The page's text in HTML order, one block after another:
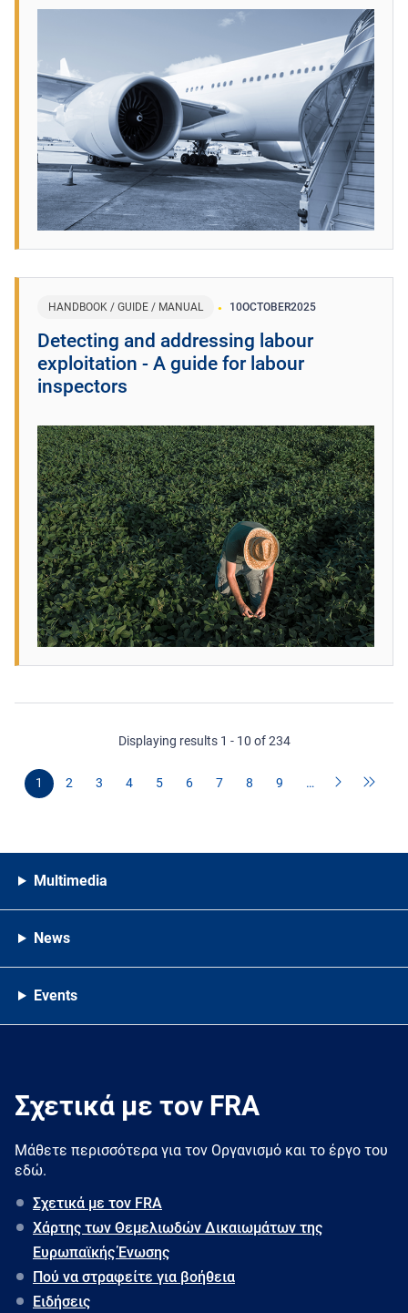
HANDBOOK / GUIDE / MANUAL 10OCTOBER2025
Detecting and addressing labour
exploitation - A guide for labour
inspectors
Displaying results 1 - 10 of 234
1 2 3 4 5 6 7 8 9 …
Multimedia
News
Events
Σχετικά με τον FRA
Μάθετε περισσότερα για τον Oργανισμό και το έργο του
εδώ.
Σχετικά με τον FRA
Χάρτης των Θεμελιωδών Δικαιωμάτων της
Ευρωπαϊκής Ένωσης
Πού να στραφείτε για βοήθεια
Ειδήσεις